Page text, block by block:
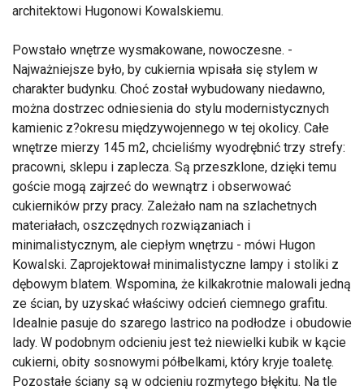
architektowi Hugonowi Kowalskiemu.
Powstało wnętrze wysmakowane, nowoczesne. -
Najważniejsze było, by cukiernia wpisała się stylem w
charakter budynku. Choć został wybudowany niedawno,
można dostrzec odniesienia do stylu modernistycznych
kamienic z?okresu międzywojennego w tej okolicy. Całe
wnętrze mierzy 145 m2, chcieliśmy wyodrębnić trzy strefy:
pracowni, sklepu i zaplecza. Są przeszklone, dzięki temu
goście mogą zajrzeć do wewnątrz i obserwować
cukierników przy pracy. Zależało nam na szlachetnych
materiałach, oszczędnych rozwiązaniach i
minimalistycznym, ale ciepłym wnętrzu - mówi Hugon
Kowalski. Zaprojektował minimalistyczne lampy i stoliki z
dębowym blatem. Wspomina, że kilkakrotnie malowali jedną
ze ścian, by uzyskać właściwy odcień ciemnego grafitu.
Idealnie pasuje do szarego lastrico na podłodze i obudowie
lady. W podobnym odcieniu jest też niewielki kubik w kącie
cukierni, obity sosnowymi półbelkami, który kryje toaletę.
Pozostałe ściany są w odcieniu rozmytego błękitu. Na tle